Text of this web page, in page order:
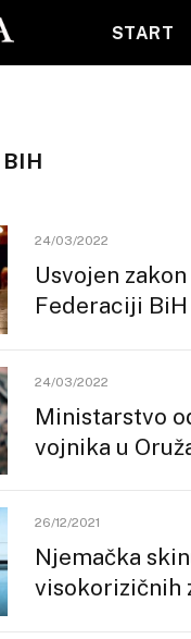
START
BIH
24/03/2022
Usvojen
Federaciji BiH
24/03/2022
Ministarstvo
vojnika u
26/12/2021
Njemačka
visokorizičnih